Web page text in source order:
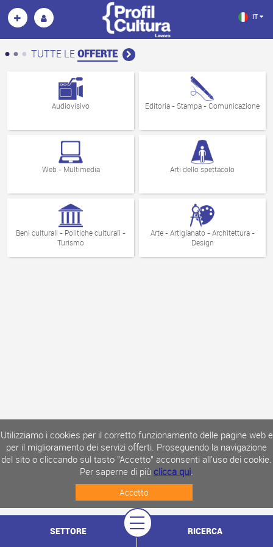
Utilizziamo i cookies per il corretto funzionamento delle pagine web e
per il miglioramento dei servizi offerti. Proseguendo la navigazione
del sito o cliccando sul tasto "Accetto" acconsenti all'uso dei cookie.
Per saperne di più clicca qui.
Accetto
IT
TUTTE LEOFFERTE
Audiovisivo Editoria - Stampa - Comunicazione
Web - Multimedia Arti dello spettacolo
Beni culturali - Politiche culturali -
Turismo
Arte - Artigianato - Architettura -
Design
SETTORE RICERCA